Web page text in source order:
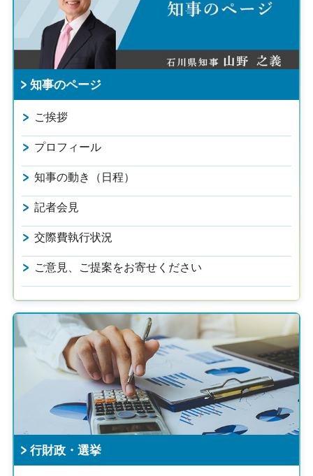
知事のページ
ご挨拶
プロフィール
知事の動き（日程）
記者会見
交際費執行状況
ご意見、ご提案をお寄せください
行財政・選挙